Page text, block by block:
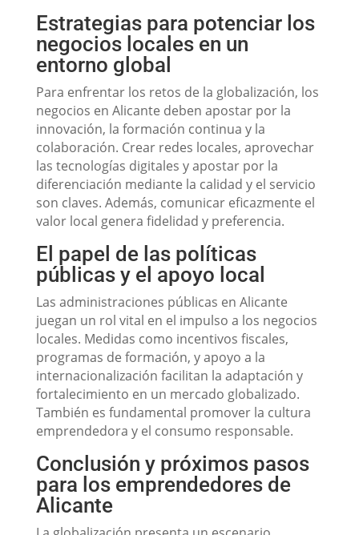
Estrategias para potenciar los
negocios locales en un
entorno global
Para enfrentar los retos de la globalización, los
negocios en Alicante deben apostar por la
innovación, la formación continua y la
colaboración. Crear redes locales, aprovechar
las tecnologías digitales y apostar por la
diferenciación mediante la calidad y el servicio
son claves. Además, comunicar eficazmente el
valor local genera fidelidad y preferencia.
El papel de las políticas
públicas y el apoyo local
Las administraciones públicas en Alicante
juegan un rol vital en el impulso a los negocios
locales. Medidas como incentivos fiscales,
programas de formación, y apoyo a la
internacionalización facilitan la adaptación y
fortalecimiento en un mercado globalizado.
También es fundamental promover la cultura
emprendedora y el consumo responsable.
Conclusión y próximos pasos
para los emprendedores de
Alicante